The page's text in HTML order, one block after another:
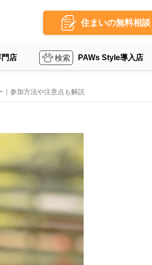
住まいの無料相談
店 PAWs Style導入店
｜参加方法や注意点も解説